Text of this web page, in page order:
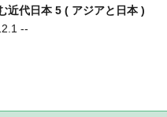
近代日本 5 ( アジアと日本 )
--